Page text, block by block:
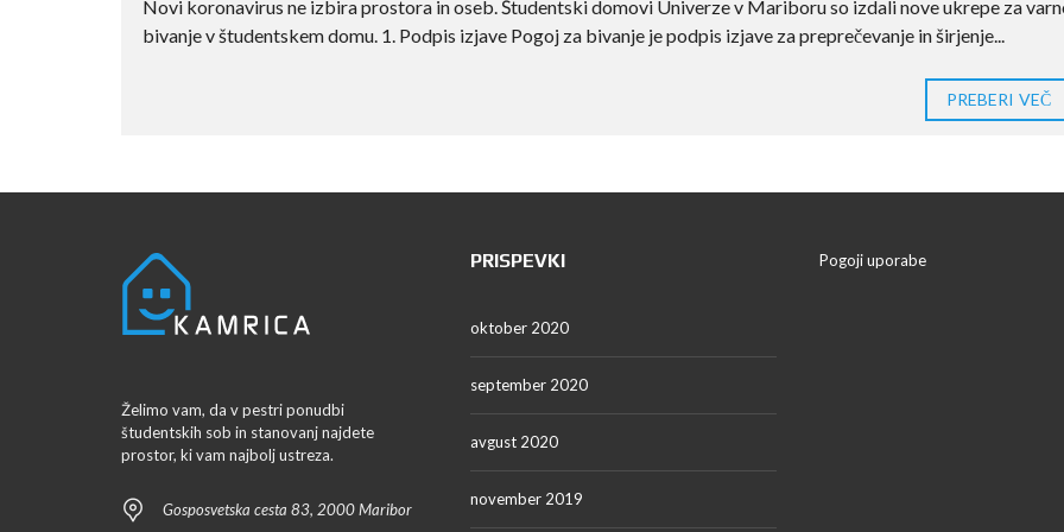
Novi koronavirus ne izbira prostora in oseb. Študentski domovi Univerze v Mariboru so izdali nove ukrepe za
bivanje v študentskem domu. 1. Podpis izjave Pogoj za bivanje je podpis izjave za preprečevanje in širjenje...
PREBERI VEČ
Želimo vam, da v pestri ponudbi
študentskih sob in stanovanj najdete
prostor, ki vam najbolj ustreza.
Gosposvetska cesta 83, 2000 Maribor
PRISPEVKI
oktober 2020
september 2020
avgust 2020
november 2019
Pogoji uporabe